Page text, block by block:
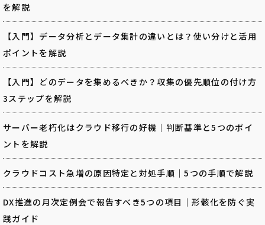
を解説
【入門】データ分析とデータ集計の違いとは？使い分けと活用
ポイントを解説
【入門】どのデータを集めるべきか？収集の優先順位の付け方
3ステップを解説
サーバー老朽化はクラウド移行の好機｜判断基準と5つのポイ
ントを解説
クラウドコスト急増の原因特定と対処手順｜5つの手順で解説
DX推進の月次定例会で報告すべき5つの項目｜形骸化を防ぐ実
践ガイド